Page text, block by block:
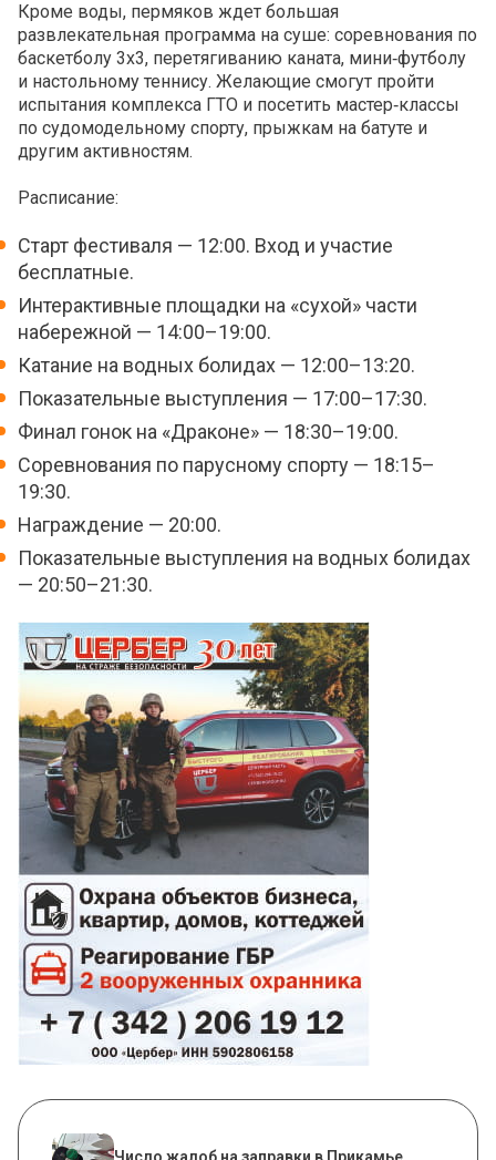
Кроме воды, пермяков ждет большая
развлекательная программа на суше: соревнования по
баскетболу 3х3, перетягиванию каната, мини‑футболу
и настольному теннису. Желающие смогут пройти
испытания комплекса ГТО и посетить мастер‑классы
по судомодельному спорту, прыжкам на батуте и
другим активностям.
Расписание:
Старт фестиваля — 12:00. Вход и участие
бесплатные.
Интерактивные площадки на «сухой» части
набережной — 14:00–19:00.
Катание на водных болидах — 12:00–13:20.
Показательные выступления — 17:00–17:30.
Финал гонок на «Драконе» — 18:30–19:00.
Соревнования по парусному спорту — 18:15–
19:30.
Награждение — 20:00.
Показательные выступления на водных болидах
— 20:50–21:30.